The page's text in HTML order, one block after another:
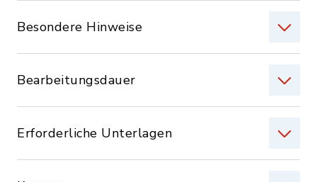
Besondere Hinweise
Bearbeitungsdauer
Erforderliche Unterlagen